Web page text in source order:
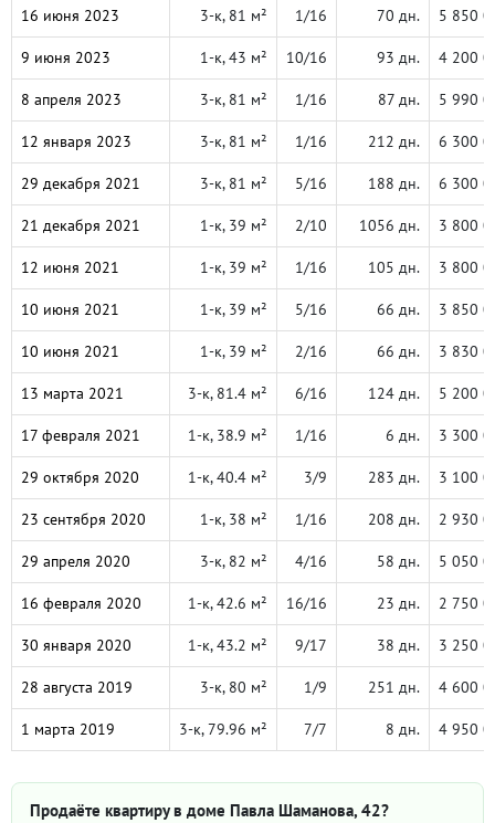
16 июня 2023 3-к, 81 м² 1/16 70 дн. 5 850
9 июня 2023 1-к, 43 м² 10/16 93 дн. 4 200
8 апреля 2023 3-к, 81 м² 1/16 87 дн. 5 990
12 января 2023 3-к, 81 м² 1/16 212 дн. 6 300
29 декабря 2021 3-к, 81 м² 5/16 188 дн. 6 300
21 декабря 2021 1-к, 39 м² 2/10 1056 дн. 3 800
12 июня 2021 1-к, 39 м² 1/16 105 дн. 3 800
10 июня 2021 1-к, 39 м² 5/16 66 дн. 3 850
10 июня 2021 1-к, 39 м² 2/16 66 дн. 3 830
13 марта 2021 3-к, 81.4 м² 6/16 124 дн. 5 200
17 февраля 2021 1-к, 38.9 м² 1/16 6 дн. 3 300
29 октября 2020 1-к, 40.4 м² 3/9 283 дн. 3 100
23 сентября 2020 1-к, 38 м² 1/16 208 дн. 2 930
29 апреля 2020 3-к, 82 м² 4/16 58 дн. 5 050
16 февраля 2020 1-к, 42.6 м² 16/16 23 дн. 2 750
30 января 2020 1-к, 43.2 м² 9/17 38 дн. 3 250
28 августа 2019 3-к, 80 м² 1/9 251 дн. 4 600
1 марта 2019 3-к, 79.96 м² 7/7 8 дн. 4 950
Продаёте квартиру в доме Павла Шаманова, 42?